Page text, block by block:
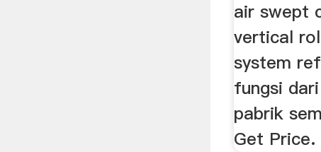
air swept
vertical
system
fungsi
pabrik
Get Price.